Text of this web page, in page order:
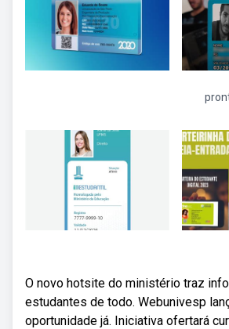
O novo hotsite do ministério traz
estudantes de todo. Webunivesp
oportunidade já. Iniciativa ofertará